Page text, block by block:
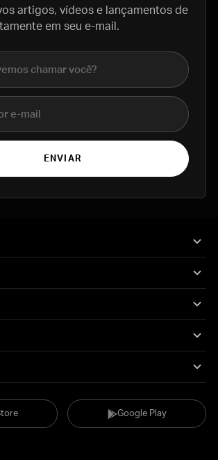
artigos, vídeos e lançamentos de
em seu e-mail.
ENVIAR
Google Play